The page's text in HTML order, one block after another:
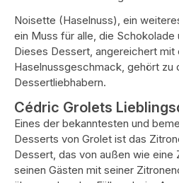
Noisette (Haselnuss), ein
ein Muss für alle, die Schokolade
Dieses Dessert, angereichert mit
Haselnussgeschmack, gehört zu
Dessertliebhabern.
Cédric Grolets
Eines der bekanntesten und
Desserts von Grolet ist das
Dessert, das von außen wie eine
seinen Gästen mit seiner